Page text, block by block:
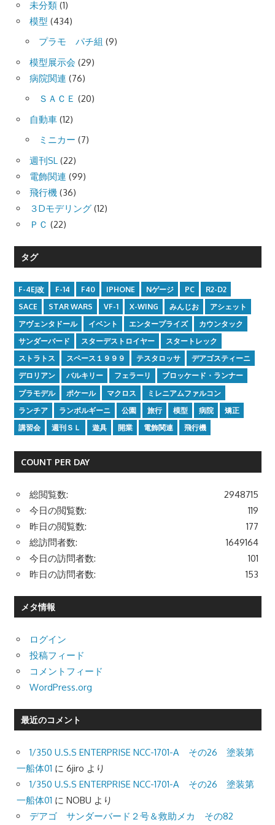
未分類 (1)
模型 (434)
プラモ パチ組 (9)
模型展示会 (29)
病院関連 (76)
ＳＡＣＥ (20)
自動車 (12)
ミニカー (7)
週刊SL (22)
電飾関連 (99)
飛行機 (36)
３Dモデリング (12)
ＰＣ (22)
タグ
F-4EJ改 F-14 F40 IPHONE Nゲージ PC
R2-D2
SACE
STAR WARS VF-1 X-WING みんじお
アシェット
アヴェンタドール
イベント エンタープライズ
カウンタック
サンダーバード
スターデストロイヤー
スタートレック
ストラトス
スペース１９９９ テスタロッサ
デアゴスティーニ
デロリアン
バルキリー フェラーリ
ブロッケード・ランナー
プラモデル
ポケール マクロス
ミレニアムファルコン
ランチア
ランボルギーニ 公園 旅行 模型 病院
矯正
講習会
週刊ＳＬ 遊具 開業 電飾関連 飛行機
COUNT PER DAY
2948715
総閲覧数:
119
今日の閲覧数:
177
昨日の閲覧数:
1649164
総訪問者数:
101
今日の訪問者数:
153
昨日の訪問者数:
メタ情報
ログイン
投稿フィード
コメントフィード
WordPress.org
最近のコメント
1/350 U.S.S ENTERPRISE NCC-1701-A その26 塗装第
一船体01 に 6jiro より
1/350 U.S.S ENTERPRISE NCC-1701-A その26 塗装第
一船体01 に NOBU より
デアゴ サンダーバード２号＆救助メカ その82